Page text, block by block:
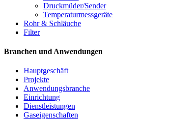
Druckmüder/Sender
Temperaturmessgeräte
Rohr & Schläuche
Filter
Branchen und Anwendungen
Hauptgeschäft
Projekte
Anwendungsbranche
Einrichtung
Dienstleistungen
Gaseigenschaften